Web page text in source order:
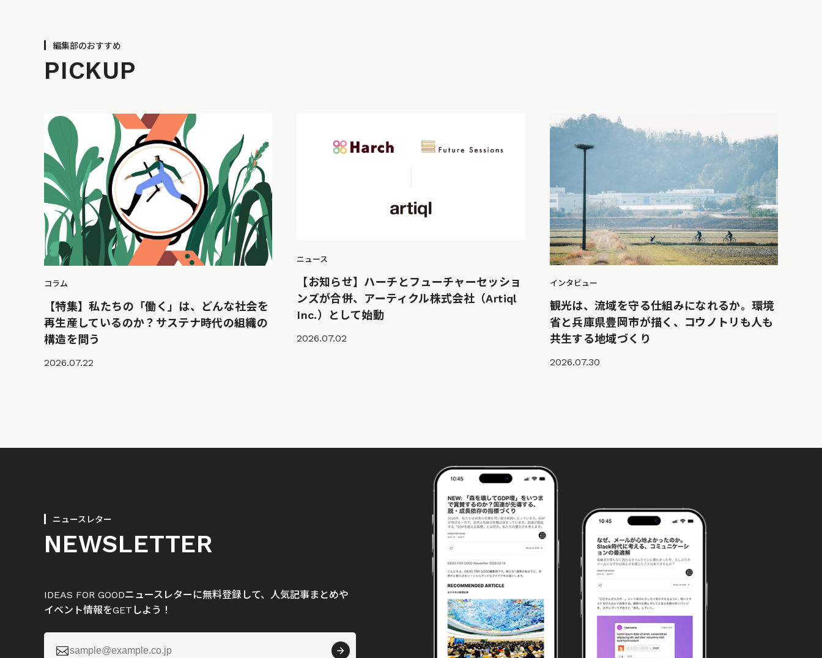
編集部のおすすめ
PICKUP
コラム
【特集】私たちの「働く」は、どんな社会を
再生産しているのか？サステナ時代の組織の
構造を問う
2026.07.22
ニュース
【お知らせ】ハーチとフューチャーセッショ
ンズが合併、アーティクル株式会社（Artiql
Inc.）として始動
2026.07.02
インタビュー
観光は、流域を守る仕組みになれるか。環境
省と兵庫県豊岡市が描く、コウノトリも人も
共生する地域づくり
2026.07.30
ニュースレター
NEWSLETTER
IDEAS FOR GOODニュースレターに無料登録して、人気記事まとめや
イベント情報をGETしよう！
